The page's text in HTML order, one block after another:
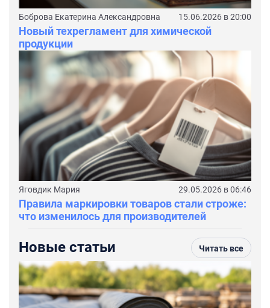
Боброва Екатерина Александровна 15.06.2026 в 20:00
Новый техрегламент для химической
продукции
Яговдик Мария 29.05.2026 в 06:46
Правила маркировки товаров стали строже:
что изменилось для производителей
Новые статьи Читать все